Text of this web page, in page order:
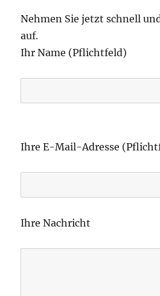
Nehmen Sie jetzt schnell
auf.
Ihr Name (Pflichtfeld)
i
e
a
s
Ihre E-Mail-Adresse
Ihre Nachricht